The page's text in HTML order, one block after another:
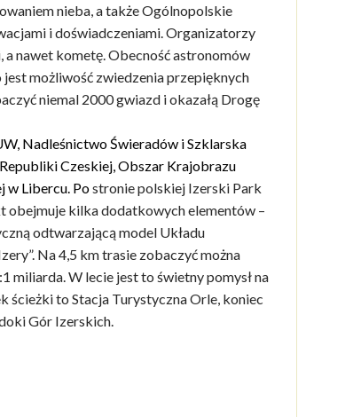
nieba, a także Ogólnopolskie
i doświadczeniami. Organizatorzy
nawet kometę. Obecność astronomów
możliwość zwiedzenia przepięknych
niemal 2000 gwiazd i okazałą Drogę
Nadleśnictwo Świeradów i Szklarska
Czeskiej, Obszar Krajobrazu
w Libercu. Postronie polskiej Izerski Park
kilka dodatkowych elementów –
odtwarzającą model Układu
Na 4,5 km trasie zobaczyć można
miliarda. W lecie jest to świetny pomysł na
ścieżki to Stacja Turystyczna Orle, koniec
Gór Izerskich.